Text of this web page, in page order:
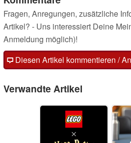
Fragen, Anregungen, zusätzliche
Artikel? - Uns interessiert Deine
Anmeldung möglich)!
Diesen Artikel kommentieren /
Verwandte Artikel